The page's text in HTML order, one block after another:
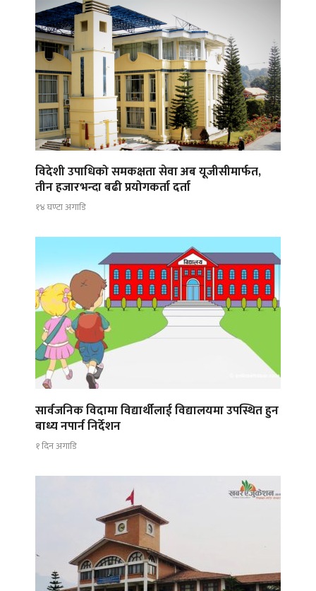
विदेशी उपाधिको समकक्षता सेवा अब यूजीसीमार्फत,
तीन हजारभन्दा बढी प्रयोगकर्ता दर्ता
१४ घण्टा अगाडि
सार्वजनिक विदामा विद्यार्थीलाई विद्यालयमा उपस्थित हुन
बाध्य नपार्न निर्देशन
१ दिन अगाडि